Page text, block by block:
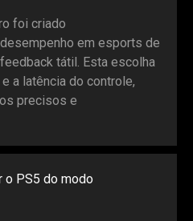
foi criado
em esports de
tátil. Esta escolha
a latência do controle,
precisos e
o PS5 do modo